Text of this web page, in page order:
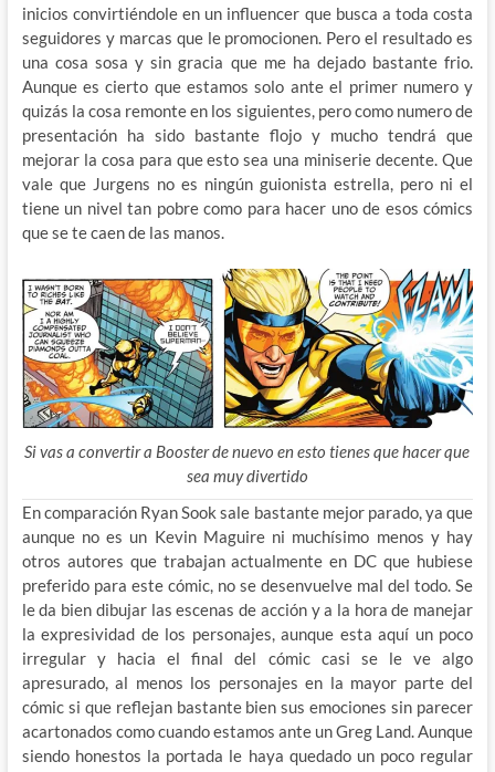
inicios convirtiéndole en un influencer que busca a toda costa
seguidores y marcas que le promocionen. Pero el resultado es
una cosa sosa y sin gracia que me ha dejado bastante frio.
Aunque es cierto que estamos solo ante el primer numero y
quizás la cosa remonte en los siguientes, pero como numero de
presentación ha sido bastante flojo y mucho tendrá que
mejorar la cosa para que esto sea una miniserie decente. Que
vale que Jurgens no es ningún guionista estrella, pero ni el
tiene un nivel tan pobre como para hacer uno de esos cómics
que se te caen de las manos.
Si vas a convertir a Booster de nuevo en esto tienes que hacer que
sea muy divertido
En comparación Ryan Sook sale bastante mejor parado, ya que
aunque no es un Kevin Maguire ni muchísimo menos y hay
otros autores que trabajan actualmente en DC que hubiese
preferido para este cómic, no se desenvuelve mal del todo. Se
le da bien dibujar las escenas de acción y a la hora de manejar
la expresividad de los personajes, aunque esta aquí un poco
irregular y hacia el final del cómic casi se le ve algo
apresurado, al menos los personajes en la mayor parte del
cómic si que reflejan bastante bien sus emociones sin parecer
acartonados como cuando estamos ante un Greg Land. Aunque
siendo honestos la portada le haya quedado un poco regular